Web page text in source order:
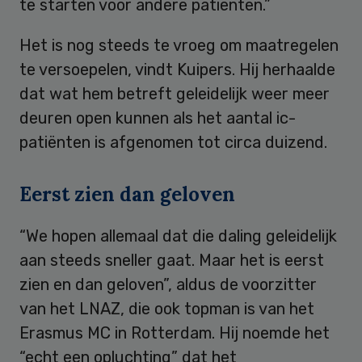
te starten voor andere patiënten.”
Het is nog steeds te vroeg om maatregelen
te versoepelen, vindt Kuipers. Hij herhaalde
dat wat hem betreft geleidelijk weer meer
deuren open kunnen als het aantal ic-
patiënten is afgenomen tot circa duizend.
Eerst zien dan geloven
“We hopen allemaal dat die daling geleidelijk
aan steeds sneller gaat. Maar het is eerst
zien en dan geloven”, aldus de voorzitter
van het LNAZ, die ook topman is van het
Erasmus MC in Rotterdam. Hij noemde het
“echt een opluchting” dat het